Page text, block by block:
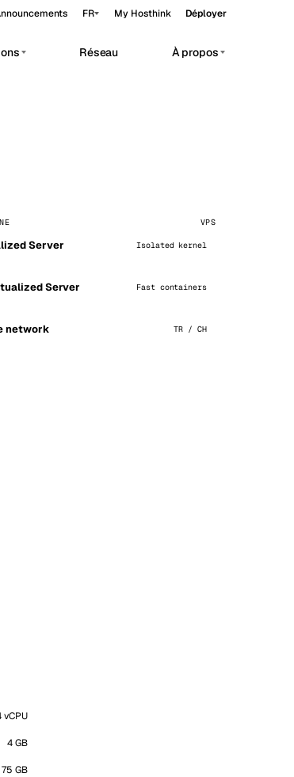
FR My Hosthink Déployer
Réseau À propos
VPS
Server Isolated kernel
Server Fast containers
network TR / CH
vCPU
4 GB
75 GB